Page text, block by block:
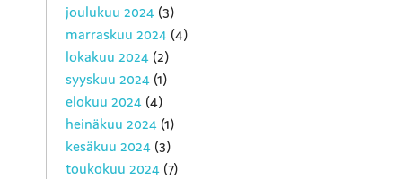
joulukuu 2024 (3)
marraskuu 2024 (4)
lokakuu 2024 (2)
syyskuu 2024 (1)
elokuu 2024 (4)
heinäkuu 2024 (1)
kesäkuu 2024 (3)
toukokuu 2024 (7)